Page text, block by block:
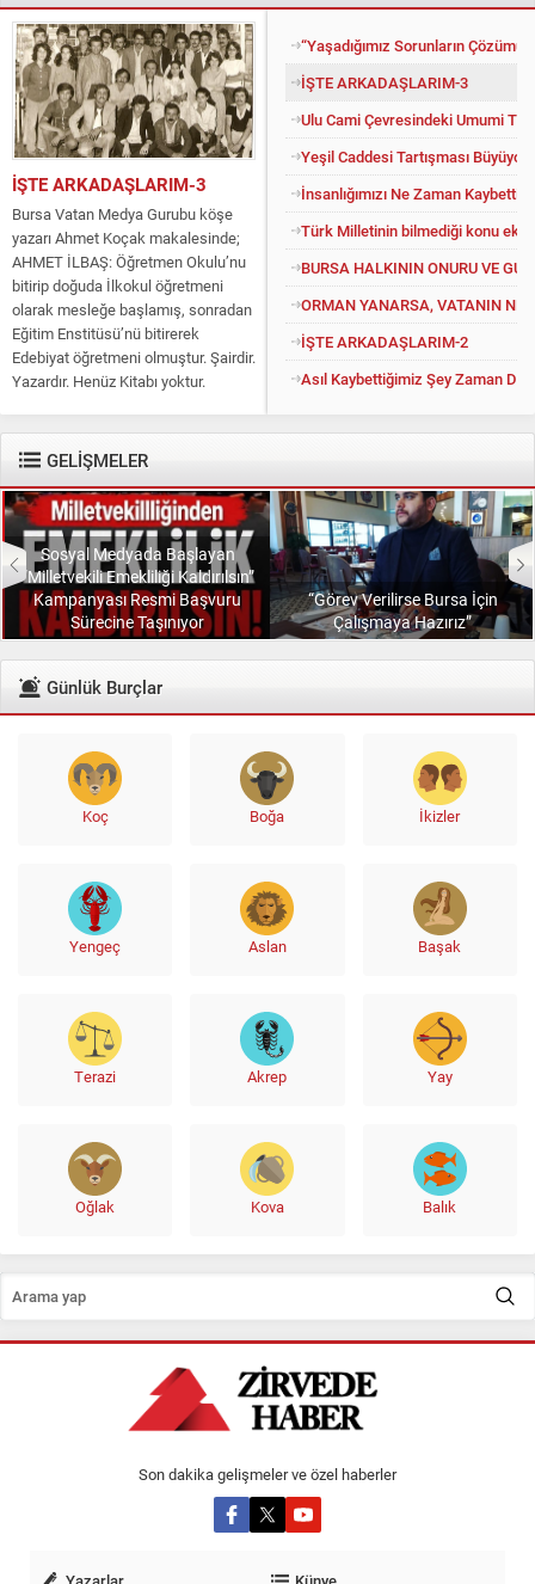
İŞTE ARKADAŞLARIM-3
Bursa Vatan Medya Gurubu köşe
yazarı Ahmet Koçak makalesinde;
AHMET İLBAŞ: Öğretmen Okulu’nu
bitirip doğuda İlkokul öğretmeni
olarak mesleğe başlamış, sonradan
Eğitim Enstitüsü’nü bitirerek
Edebiyat öğretmeni olmuştur. Şairdir.
Yazardır. Henüz Kitabı yoktur.
diyenlere güler geçer. Yüce...
“Yaşadığımız Sorunların
İŞTE ARKADAŞLARIM-3
Ulu Cami Çevresindeki Umumi
Yeşil Caddesi Tartışması Büyüyor
İnsanlığımızı Ne Zaman Kaybettik?
Türk Milletinin bilmediği konu
BURSA HALKININ ONURU VE
ORMAN YANARSA, VATANIN
İŞTE ARKADAŞLARIM-2
Asıl Kaybettiğimiz Şey Zaman
GELİŞMELER
Sosyal Medyada Başlayan
“Milletvekili Emekliliği Kaldırılsın”
Kampanyası Resmi Başvuru
Sürecine Taşınıyor
“Görev Verilirse Bursa İçin
Çalışmaya Hazırız”
Günlük Burçlar
Koç Boğa İkizler
Yengeç Aslan Başak
Terazi Akrep Yay
Oğlak Kova Balık
Son dakika gelişmeler ve özel haberler